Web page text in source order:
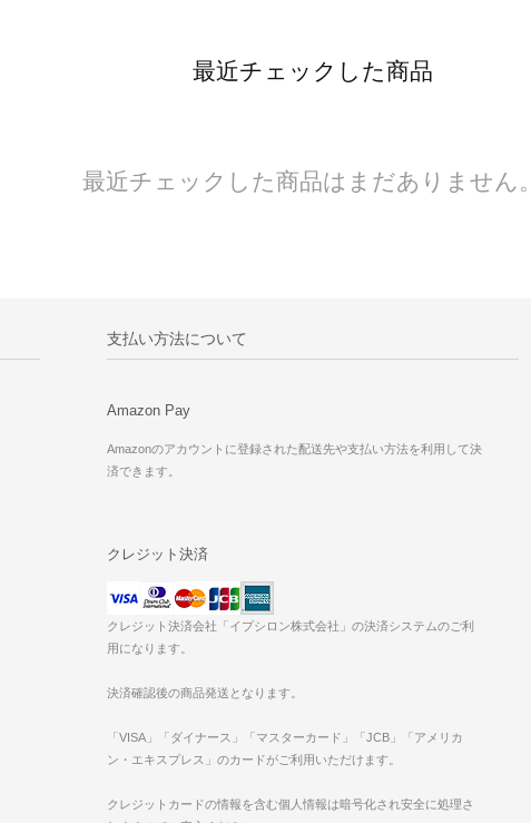
最近チェックした商品
最近チェックした商品はまだありません。
支払い方法について
Amazon Pay
Amazonのアカウントに登録された配送先や支払い方法を利用して決
済できます。
クレジット決済
クレジット決済会社「イプシロン株式会社」の決済システムのご利
用になります。
決済確認後の商品発送となります。
「VISA」「ダイナース」「マスターカード」「JCB」「アメリカ
ン・エキスプレス」のカードがご利用いただけます。
クレジットカードの情報を含む個人情報は暗号化され安全に処理さ